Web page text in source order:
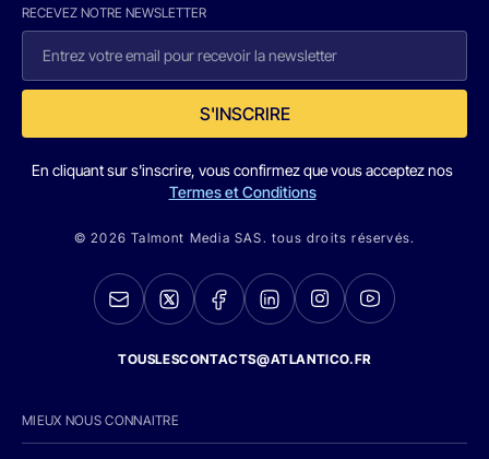
RECEVEZ NOTRE NEWSLETTER
S'INSCRIRE
En cliquant sur s'inscrire, vous confirmez que vous acceptez nos
Termes et Conditions
© 2026 Talmont Media SAS. tous droits réservés.
TOUSLESCONTACTS@ATLANTICO.FR
MIEUX NOUS CONNAITRE